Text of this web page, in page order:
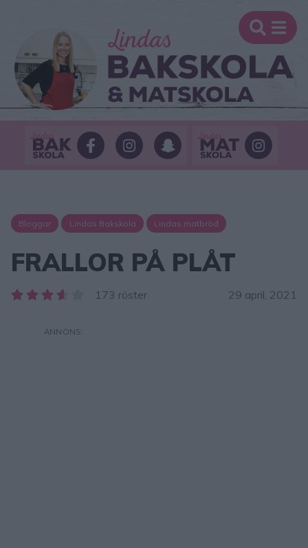
Bloggar Lindas Bakskola Lindas matbröd
FRALLOR PÅ PLÅT
173 röster 29 april, 2021